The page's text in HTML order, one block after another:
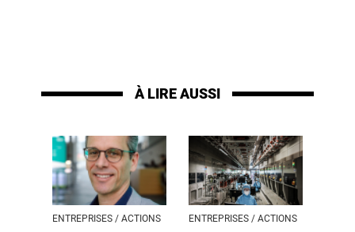
À LIRE AUSSI
ENTREPRISES / ACTIONS ENTREPRISES / ACTIONS